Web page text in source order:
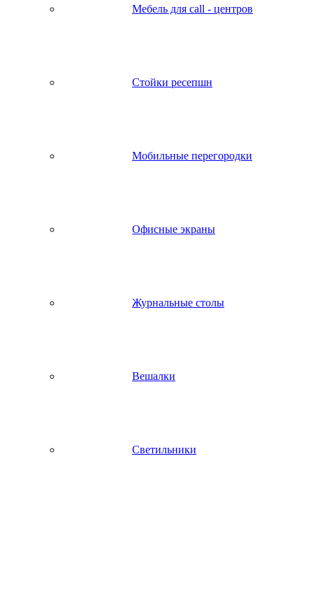
Мебель для call - центров
Стойки ресепшн
Мобильные перегородки
Офисные экраны
Журнальные столы
Вешалки
Светильники